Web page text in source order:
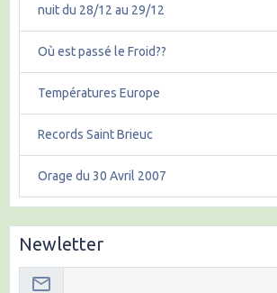
nuit du 28/12 au 29/12
Où est passé le Froid??
Températures Europe
Records Saint Brieuc
Orage du 30 Avril 2007
Newletter